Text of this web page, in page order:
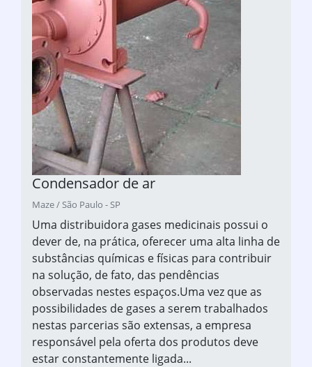
Condensador de ar
Maze / São Paulo - SP
Uma distribuidora gases medicinais possui o
dever de, na prática, oferecer uma alta linha de
substâncias químicas e físicas para contribuir
na solução, de fato, das pendências
observadas nestes espaços.Uma vez que as
possibilidades de gases a serem trabalhados
nestas parcerias são extensas, a empresa
responsável pela oferta dos produtos deve
estar constantemente ligada...